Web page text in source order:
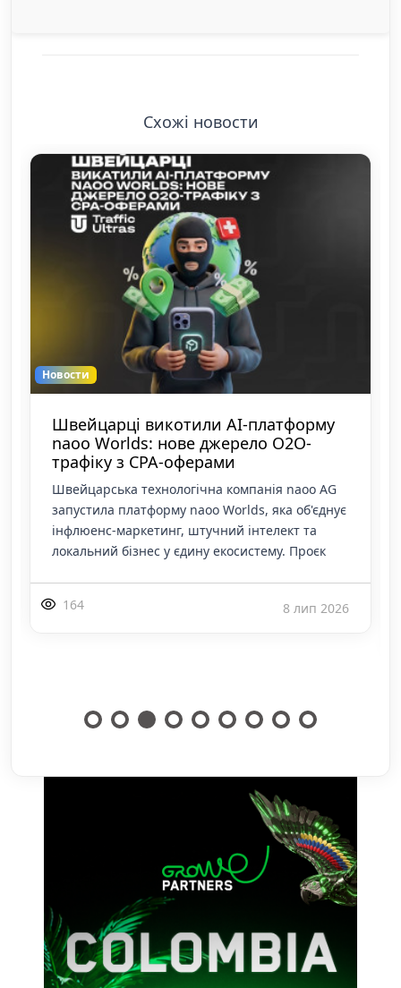
Схожі новости
Новости
Швейцарці викотили AI-платформу
naoo Worlds: нове джерело O2O-
трафіку з CPA-оферами
Швейцарська технологічна компанія naoo AG
запустила платформу naoo Worlds, яка об'єднує
інфлюенс-маркетинг, штучний інтелект та
локальний бізнес у єдину екосистему. Проєк
164 8 лип 2026